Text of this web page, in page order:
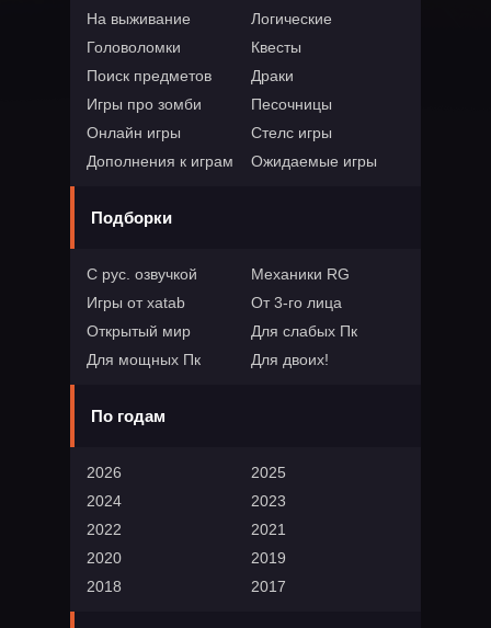
На выживание
Логические
Головоломки
Квесты
Поиск предметов
Драки
Игры про зомби
Песочницы
Онлайн игры
Стелс игры
Дополнения к играм
Ожидаемые игры
Подборки
С рус. озвучкой
Механики RG
Игры от xatab
От 3-го лица
Открытый мир
Для слабых Пк
Для мощных Пк
Для двоих!
По годам
2026
2025
2024
2023
2022
2021
2020
2019
2018
2017